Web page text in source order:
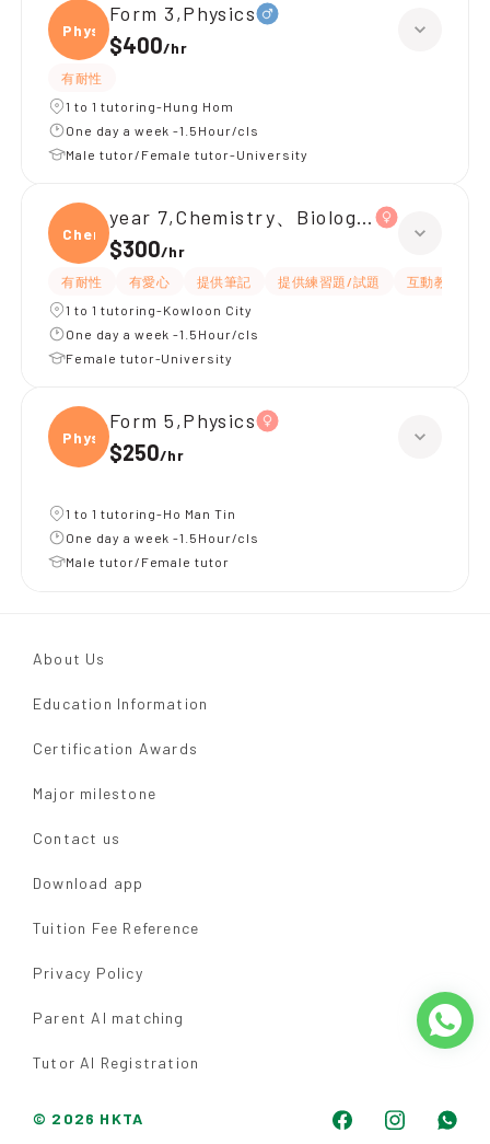
Physi
Form 3,Physics
$400/hr
有耐性
1 to 1 tutoring-Hung Hom
One day a week -1.5Hour/cls
Male tutor/Female tutor-University
Chemi
year 7,Chemistry、Biology、Physics
$300/hr
有耐性 有愛心 提供筆記 提供練習題/試題 互動教學
1 to 1 tutoring-Kowloon City
One day a week -1.5Hour/cls
Female tutor-University
Physi
Form 5,Physics
$250/hr
1 to 1 tutoring-Ho Man Tin
One day a week -1.5Hour/cls
Male tutor/Female tutor
About Us
Education Information
Certification Awards
Major milestone
Contact us
Download app
Tuition Fee Reference
Privacy Policy
Parent AI matching
Tutor AI Registration
© 2026 HKTA